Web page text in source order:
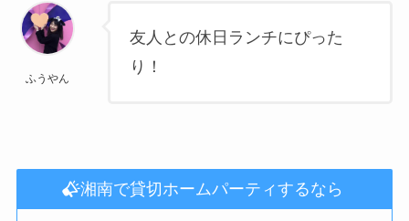
ふうやん
友人との休日ランチにぴった
り！
湘南で貸切ホームパーティするなら